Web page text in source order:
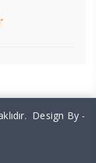
Design By -